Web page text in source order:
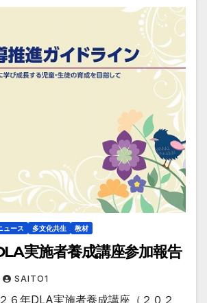
ュース 多文化共生 教材
実施者養成講座参加報告
SAITO1
６年DLA実施者養成講座（２０２